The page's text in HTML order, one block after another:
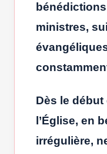
ministres,
Dès le
l’Église, en
irrégulière,